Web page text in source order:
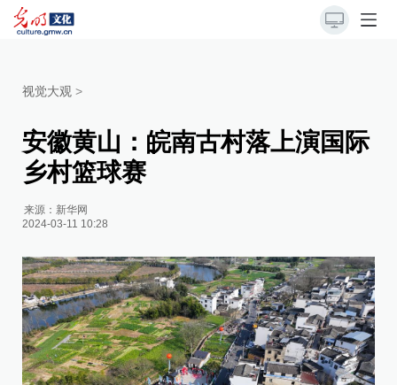
视觉大观 >
安徽黄山：皖南古村落上演国际
乡村篮球赛
来源： 新华网
2024-03-11 10:28